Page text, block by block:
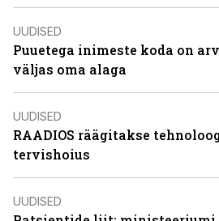
UUDISED
Puuetega inimeste koda on
väljas oma alaga
UUDISED
RAADIOS räägitakse
tervishoius
UUDISED